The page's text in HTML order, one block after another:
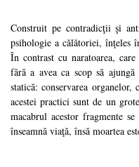
Construit pe contradicţii şi
psihologie a călătoriei, înţeles
În contrast cu naratoarea,
fără a avea ca scop să
statică: conservarea organelor,
acestei practici sunt de un
macabrul acestor fragmente
înseamnă viaţă, însă moartea